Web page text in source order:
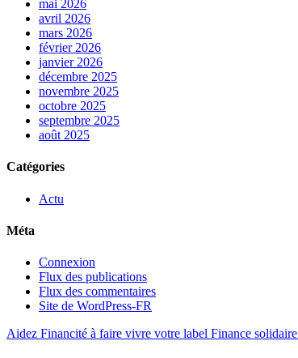
mai 2026
avril 2026
mars 2026
février 2026
janvier 2026
décembre 2025
novembre 2025
octobre 2025
septembre 2025
août 2025
Catégories
Actu
Méta
Connexion
Flux des publications
Flux des commentaires
Site de WordPress-FR
Aidez Financité à faire vivre votre label Finance solidaire